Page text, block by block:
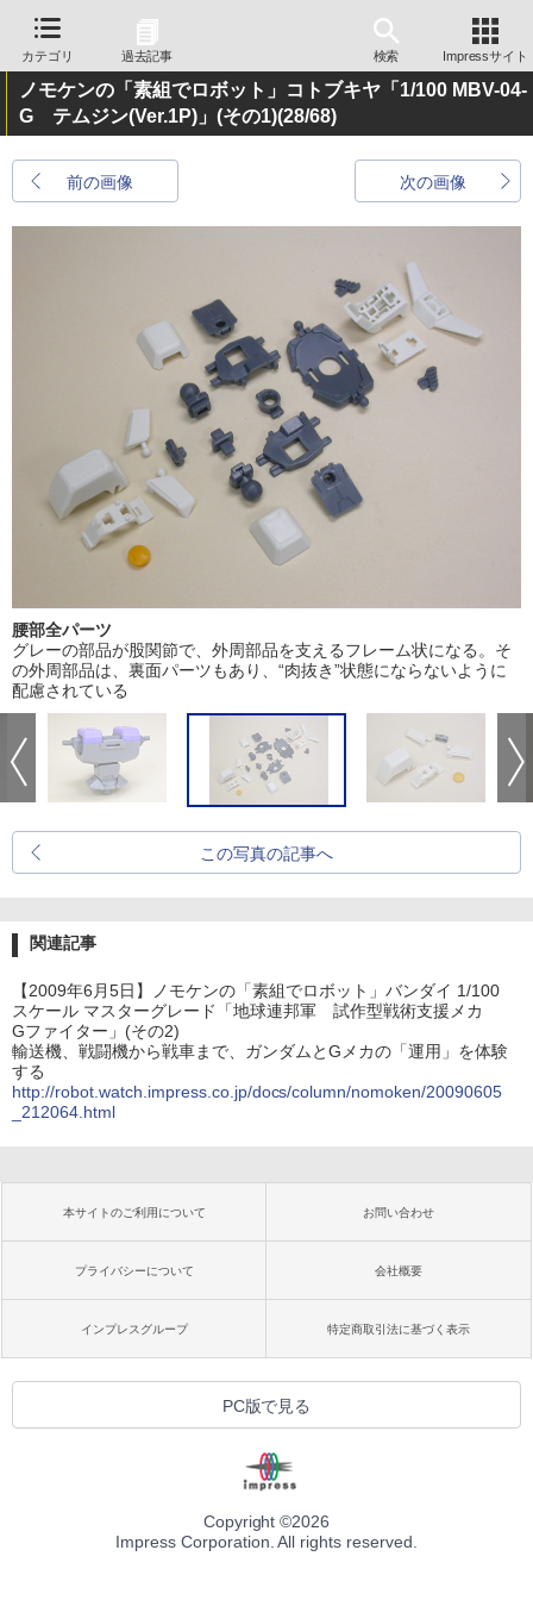
カテゴリ 過去記事 検索 Impressサイト
ノモケンの「素組でロボット」コトブキヤ「1/100 MBV-04-
G テムジン(Ver.1P)」(その1)(28/68)
前の画像 次の画像
腰部全パーツ
グレーの部品が股関節で、外周部品を支えるフレーム状になる。そ
の外周部品は、裏面パーツもあり、“肉抜き”状態にならないように
配慮されている
この写真の記事へ
関連記事
【2009年6月5日】ノモケンの「素組でロボット」バンダイ 1/100
スケール マスターグレード「地球連邦軍 試作型戦術支援メカ
Gファイター」(その2)
輸送機、戦闘機から戦車まで、ガンダムとGメカの「運用」を体験
する
http://robot.watch.impress.co.jp/docs/column/nomoken/20090605
_212064.html
本サイトのご利用について お問い合わせ
プライバシーについて 会社概要
インプレスグループ 特定商取引法に基づく表示
PC版で見る
Copyright ©2026
Impress Corporation. All rights reserved.